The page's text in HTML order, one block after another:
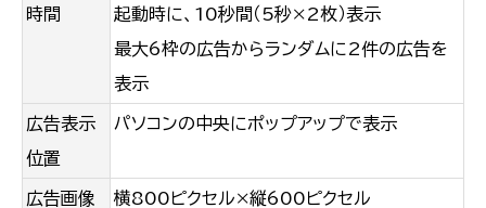
時間
起動時に、10秒間（5秒×2枚）表示
最大6枠の広告からランダムに2件の広告を
表示
広告表示
位置
パソコンの中央にポップアップで表示
広告画像
横800ピクセル×縦600ピクセル